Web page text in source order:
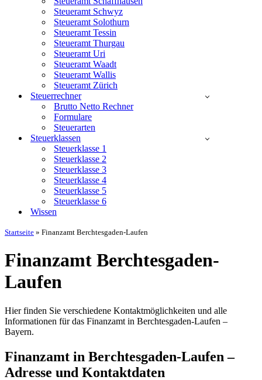
Steueramt Schwyz
Steueramt Solothurn
Steueramt Tessin
Steueramt Thurgau
Steueramt Uri
Steueramt Waadt
Steueramt Wallis
Steueramt Zürich
Steuerrechner
Brutto Netto Rechner
Formulare
Steuerarten
Steuerklassen
Steuerklasse 1
Steuerklasse 2
Steuerklasse 3
Steuerklasse 4
Steuerklasse 5
Steuerklasse 6
Wissen
Startseite » Finanzamt Berchtesgaden-Laufen
Finanzamt Berchtesgaden-
Laufen
Hier finden Sie verschiedene Kontaktmöglichkeiten und alle
Informationen für das Finanzamt in Berchtesgaden-Laufen –
Bayern.
Finanzamt in Berchtesgaden-Laufen –
Adresse und Kontaktdaten